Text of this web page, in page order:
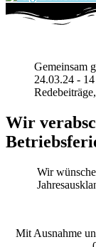
Gemeinsam
24.03.24 -
Wir
Wir
Mit Ausnahme